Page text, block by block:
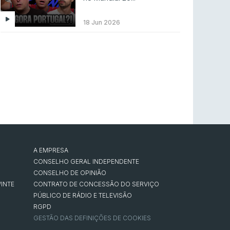
Códigos para ícones clássicos gratuitos no
League of Legends [agosto 2026]
Betclic renova parceria com a RTP Arena para
a época 2026/27
RTP ARENA 23 jul 2026
18 Jun 2026
A EMPRESA
CONSELHO GERAL INDEPENDENTE
CONSELHO DE OPINIÃO
CONTRATO DE CONCESSÃO DO SERVIÇO
PÚBLICO DE RÁDIO E TELEVISÃO
RGPD
GESTÃO DAS DEFINIÇÕES DE COOKIES